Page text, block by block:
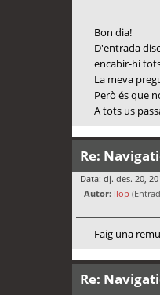
Bon dia!
D'entrada
encabir-hi
La meva
Però és que
A tots us
Re:
Data: dj. des. 20,
Autor: llop
Faig una
Re: